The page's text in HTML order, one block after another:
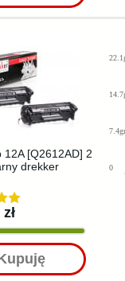
12A [Q2612AD] 2
drekker
7.4gr
0